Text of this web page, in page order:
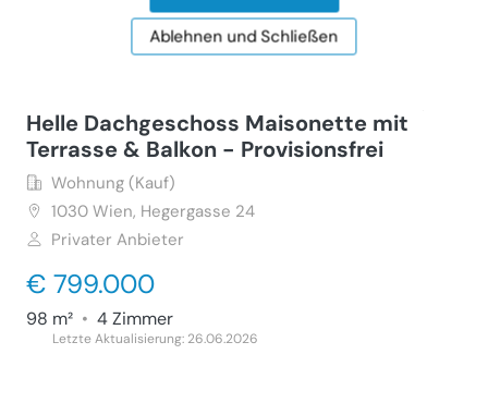
Helle Dachgeschoss Maisonette mit
Terrasse & Balkon - Provisionsfrei
Wohnung (Kauf)
1030 Wien, Hegergasse 24
Privater Anbieter
€ 799.000
98 m² • 4 Zimmer
Letzte Aktualisierung: 26.06.2026
Ablehnen und Schließen